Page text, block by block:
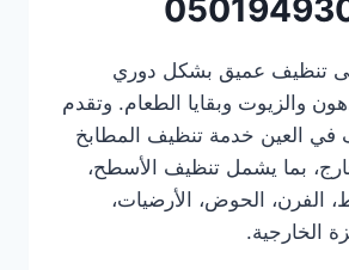
تنظيف عميق بشكل دوري
والزيوت وبقايا الطعام. وتقدم
في العين خدمة تنظيف المطابخ
بما يشمل تنظيف الأسطح،
الفرن، الحوض، الأرضيات،
الخارجية.